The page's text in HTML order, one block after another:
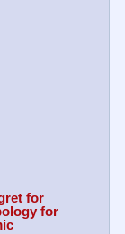
for
for